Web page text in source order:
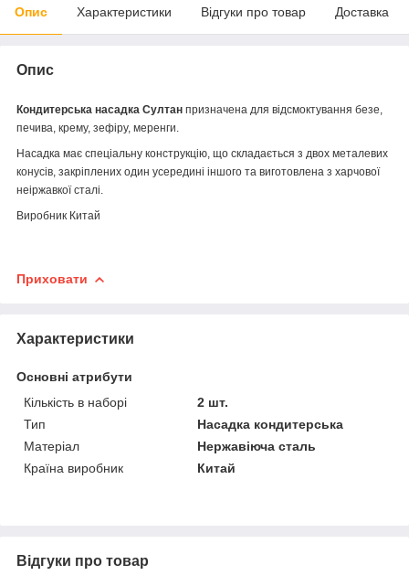
Опис Характеристики Відгуки про товар Доставка
Опис
Кондитерська насадка Султан призначена для відсмоктування безе,
печива, крему, зефіру, меренги.
Насадка має спеціальну конструкцію, що складається з двох металевих
конусів, закріплених один усередині іншого та виготовлена з харчової
неіржавкої сталі.
Виробник Китай
Приховати
Характеристики
Основні атрибути
Кількість в наборі
2 шт.
Тип
Насадка кондитерська
Матеріал
Нержавіюча сталь
Країна виробник
Китай
Відгуки про товар